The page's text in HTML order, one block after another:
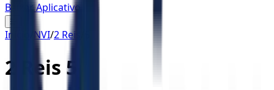
Baixar Aplicativo
☰
Início NVI/2 Reis
2 Reis 5